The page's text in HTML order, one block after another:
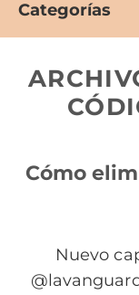
Categorías
Cómo
Nuevo